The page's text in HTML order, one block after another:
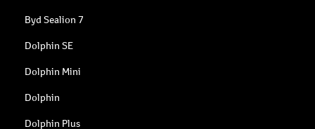
Byd Sealion 7
Dolphin SE
Dolphin Mini
Dolphin
Dolphin Plus